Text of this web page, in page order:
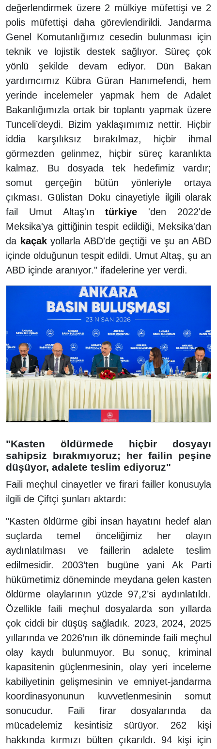
değerlendirmek üzere 2 mülkiye müfettişi ve 2
polis müfettişi daha görevlendirildi. Jandarma
Genel Komutanlığımız cesedin bulunması için
teknik ve lojistik destek sağlıyor. Süreç çok
yönlü şekilde devam ediyor. Dün Bakan
yardımcımız Kübra Güran Hanımefendi, hem
yerinde incelemeler yapmak hem de Adalet
Bakanlığımızla ortak bir toplantı yapmak üzere
Tunceli’deydi. Bizim yaklaşımımız nettir. Hiçbir
iddia karşılıksız bırakılmaz, hiçbir ihmal
görmezden gelinmez, hiçbir süreç karanlıkta
kalmaz. Bu dosyada tek hedefimiz vardır;
somut gerçeğin bütün yönleriyle ortaya
çıkması. Gülistan Doku cinayetiyle ilgili olarak
fail Umut Altaş'ıntürkiye 'den 2022'de
Meksika'ya gittiğinin tespit edildiği, Meksika'dan
da kaçakyollarla ABD'de geçtiği ve şu an ABD
içinde olduğunun tespit edildi. Umut Altaş, şu an
ABD içinde aranıyor." ifadelerine yer verdi.
"Kasten öldürmede hiçbir dosyayı
sahipsiz bırakmıyoruz; her failin peşine
düşüyor, adalete teslim ediyoruz"
Faili meçhul cinayetler ve firari failler konusuyla
ilgili de Çiftçi şunları aktardı:
"Kasten öldürme gibi insan hayatını hedef alan
suçlarda temel önceliğimiz her olayın
aydınlatılması ve faillerin adalete teslim
edilmesidir. 2003’ten bugüne yani Ak Parti
hükümetimiz döneminde meydana gelen kasten
öldürme olaylarının yüzde 97,2’si aydınlatıldı.
Özellikle faili meçhul dosyalarda son yıllarda
çok ciddi bir düşüş sağladık. 2023, 2024, 2025
yıllarında ve 2026’nın ilk döneminde faili meçhul
olay kaydı bulunmuyor. Bu sonuç, kriminal
kapasitenin güçlenmesinin, olay yeri inceleme
kabiliyetinin gelişmesinin ve emniyet-jandarma
koordinasyonunun kuvvetlenmesinin somut
sonucudur. Faili firar dosyalarında da
mücadelemiz kesintisiz sürüyor. 262 kişi
hakkında kırmızı bülten çıkarıldı. 94 kişi için